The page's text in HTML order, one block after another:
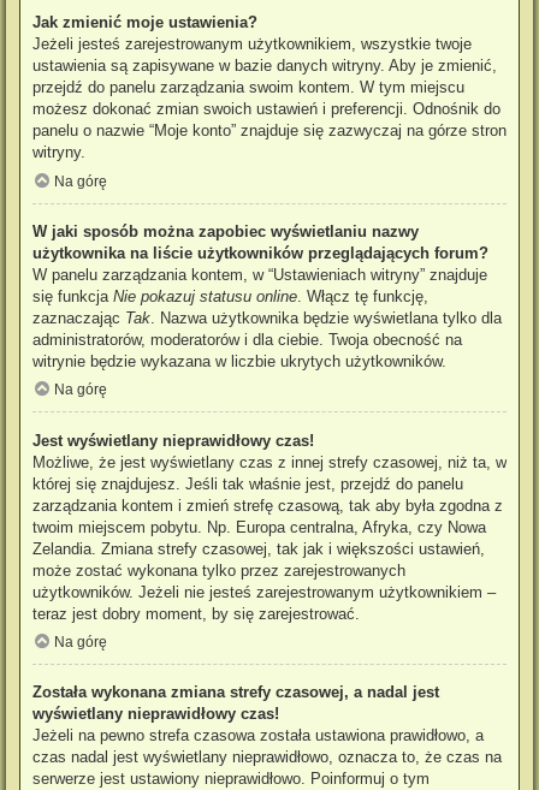
Jak zmienić moje ustawienia?
Jeżeli jesteś zarejestrowanym użytkownikiem, wszystkie twoje
ustawienia są zapisywane w bazie danych witryny. Aby je zmienić,
przejdź do panelu zarządzania swoim kontem. W tym miejscu
możesz dokonać zmian swoich ustawień i preferencji. Odnośnik do
panelu o nazwie “Moje konto” znajduje się zazwyczaj na górze stron
witryny.
Na górę
W jaki sposób można zapobiec wyświetlaniu nazwy
użytkownika na liście użytkowników przeglądających forum?
W panelu zarządzania kontem, w “Ustawieniach witryny” znajduje
się funkcja Nie pokazuj statusu online . Włącz tę funkcję,
zaznaczając Tak . Nazwa użytkownika będzie wyświetlana tylko dla
administratorów, moderatorów i dla ciebie. Twoja obecność na
witrynie będzie wykazana w liczbie ukrytych użytkowników.
Na górę
Jest wyświetlany nieprawidłowy czas!
Możliwe, że jest wyświetlany czas z innej strefy czasowej, niż ta, w
której się znajdujesz. Jeśli tak właśnie jest, przejdź do panelu
zarządzania kontem i zmień strefę czasową, tak aby była zgodna z
twoim miejscem pobytu. Np. Europa centralna, Afryka, czy Nowa
Zelandia. Zmiana strefy czasowej, tak jak i większości ustawień,
może zostać wykonana tylko przez zarejestrowanych
użytkowników. Jeżeli nie jesteś zarejestrowanym użytkownikiem –
teraz jest dobry moment, by się zarejestrować.
Na górę
Została wykonana zmiana strefy czasowej, a nadal jest
wyświetlany nieprawidłowy czas!
Jeżeli na pewno strefa czasowa została ustawiona prawidłowo, a
czas nadal jest wyświetlany nieprawidłowo, oznacza to, że czas na
serwerze jest ustawiony nieprawidłowo. Poinformuj o tym